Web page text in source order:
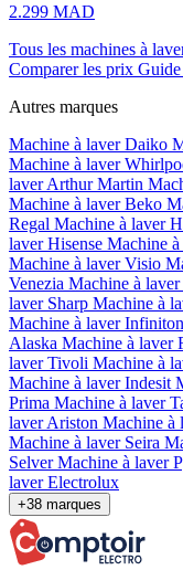
2.299 MAD
Tous les machines à
Comparer les prix Guide
Autres marques
Machine à laver Daiko
Machine à laver
laver Arthur Martin
Machine à laver Beko
Regal Machine à laver
laver Hisense Machine
Machine à laver Visio
Venezia Machine à
laver Sharp Machine à
Machine à laver Infiniton
Alaska Machine à laver
laver Tivoli Machine à
Machine à laver Indesit
Prima Machine à laver
laver Ariston Machine à
Machine à laver Seira
SelverMachine à laver
laver Electrolux
+38 marques